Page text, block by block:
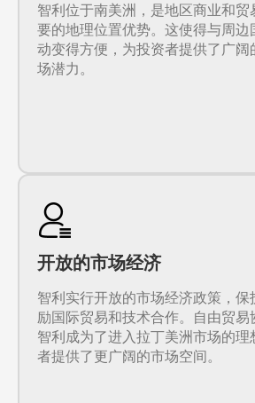
智利位于南美洲，是地区商业和贸
要的地理位置优势。这使得与周边
动变得方便，为投资者提供了广阔
场潜力。
开放的市场经济
智利实行开放的市场经济政策，保
励国际贸易和技术合作。自由贸易
智利成为了进入拉丁美洲市场的理
者提供了更广阔的市场空间。